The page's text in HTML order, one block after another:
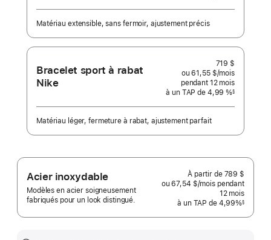
Matériau extensible, sans fermoir, ajustement précis
Bracelet sport à rabat
Nike
719 $
ou 61,55 $/mois
pendant 12 mois
à un TAP de 4,99 %§
Matériau léger, fermeture à rabat, ajustement parfait
Acier inoxydable
Modèles en acier soigneusement
fabriqués pour un look distingué.
À partir de 789 $
ou 67,54 $/mois par
mois
pendant
12 mois
à un TAP de 4,99%§